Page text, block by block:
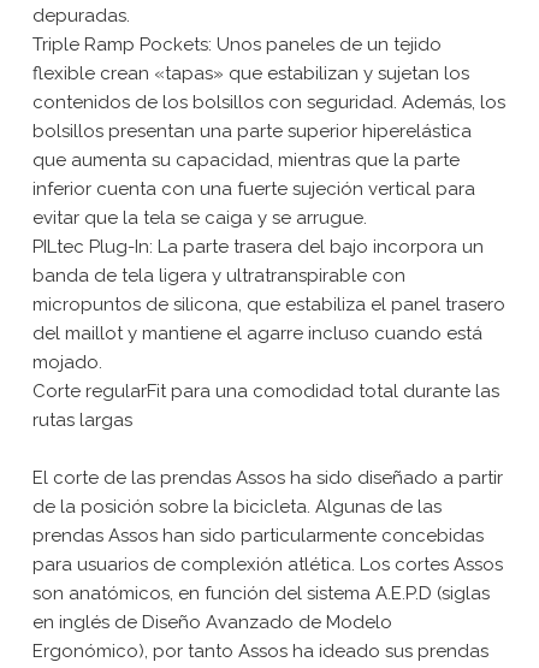
depuradas.
Triple Ramp Pockets: Unos paneles de un tejido
flexible crean «tapas» que estabilizan y sujetan los
contenidos de los bolsillos con seguridad. Además, los
bolsillos presentan una parte superior hiperelástica
que aumenta su capacidad, mientras que la parte
inferior cuenta con una fuerte sujeción vertical para
evitar que la tela se caiga y se arrugue.
PILtec Plug-In: La parte trasera del bajo incorpora un
banda de tela ligera y ultratranspirable con
micropuntos de silicona, que estabiliza el panel trasero
del maillot y mantiene el agarre incluso cuando está
mojado.
Corte regularFit para una comodidad total durante las
rutas largas
El corte de las prendas Assos ha sido diseñado a partir
de la posición sobre la bicicleta. Algunas de las
prendas Assos han sido particularmente concebidas
para usuarios de complexión atlética. Los cortes Assos
son anatómicos, en función del sistema A.E.P.D (siglas
en inglés de Diseño Avanzado de Modelo
Ergonómico), por tanto Assos ha ideado sus prendas